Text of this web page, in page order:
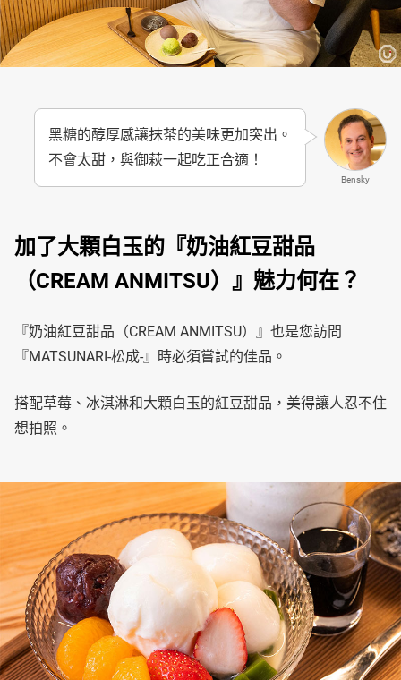
Bensky
黑糖的醇厚感讓抹茶的美味更加突出。
不會太甜，與御萩一起吃正合適！
加了大顆白玉的『奶油紅豆甜品
（CREAM ANMITSU）』魅力何在？
『奶油紅豆甜品（CREAM ANMITSU）』也是您訪問
『MATSUNARI-松成-』時必須嘗試的佳品。
搭配草莓、冰淇淋和大顆白玉的紅豆甜品，美得讓人忍不住
想拍照。